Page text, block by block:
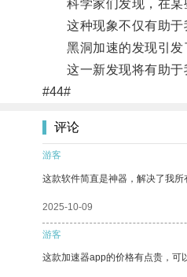
科学家们发现，在某些
这种现象不仅有助于我
黑洞加速的发现引发了
这一新发现将有助于我
#44#
评论
游客
这款软件简直是神器，解决了我所
2025-10-09
游客
这款加速器app的价格有点贵，可